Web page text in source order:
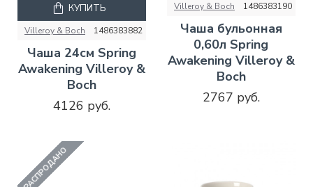
Villeroy & Boch 1486383882
Чаша 24см Spring
Awakening Villeroy &
Boch
4126 руб.
КУПИТЬ Villeroy & Boch 1486383190
Чаша бульонная
0,60л Spring
Awakening Villeroy &
Boch
2767 руб.
РАСПРОДАНО